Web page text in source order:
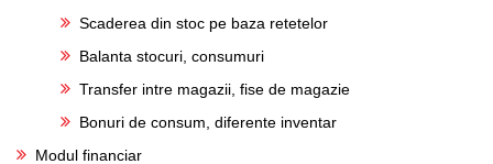
Scaderea din stoc pe baza retetelor
Balanta stocuri, consumuri
Transfer intre magazii, fise de magazie
Bonuri de consum, diferente inventar
Modul financiar